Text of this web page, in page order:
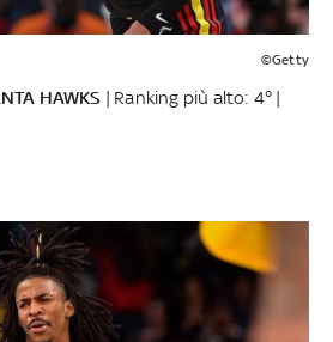
©Getty
HAWKS | Ranking più alto: 4° |